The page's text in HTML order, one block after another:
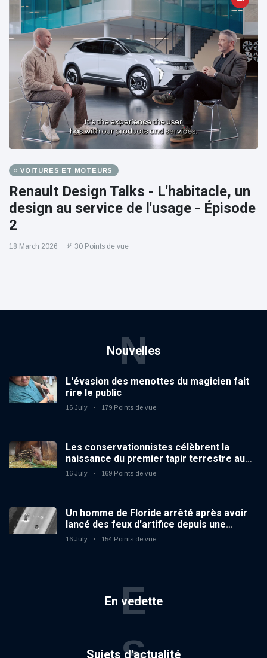
VOITURES ET MOTEURS
Renault Design Talks - L'habitacle, un
design au service de l'usage - Épisode
2
18 March 2026 30 Points de vue
Nouvelles
N
L'évasion des menottes du magicien fait
rire le public
16 July 179 Points de vue
Les conservationnistes célèbrent la
naissance du premier tapir terrestre au
zoo du Royaume-Uni depuis 14 ans
16 July 169 Points de vue
Un homme de Floride arrêté après avoir
lancé des feux d'artifice depuis une
voiture en mouvement
16 July 154 Points de vue
En vedette
E
Sujets d'actualité